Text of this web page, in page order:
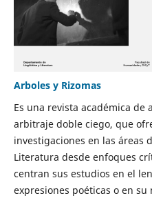
Arboles y Rizomas
Es una revista académica de
arbitraje doble ciego, que
investigaciones en las áreas
Literatura desde enfoques
centran sus estudios en el
expresiones poéticas o en